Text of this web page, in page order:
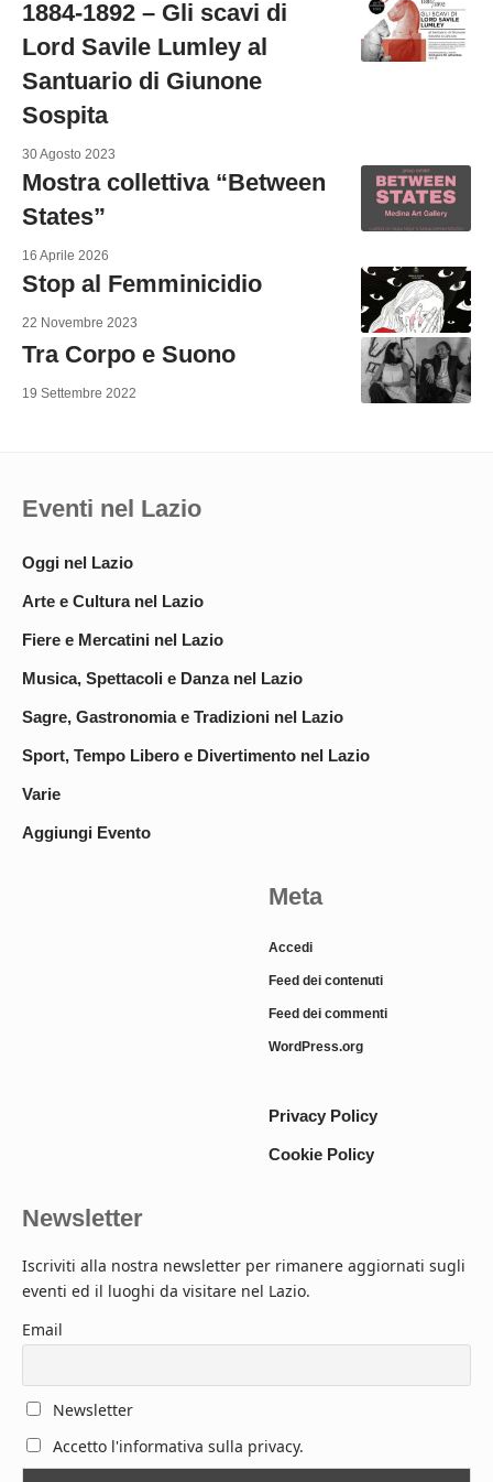
1884-1892 – Gli scavi di
Lord Savile Lumley al
Santuario di Giunone
Sospita
30 Agosto 2023
Mostra collettiva “Between
States”
16 Aprile 2026
Stop al Femminicidio
22 Novembre 2023
Tra Corpo e Suono
19 Settembre 2022
Eventi nel Lazio
Oggi nel Lazio
Arte e Cultura nel Lazio
Fiere e Mercatini nel Lazio
Musica, Spettacoli e Danza nel Lazio
Sagre, Gastronomia e Tradizioni nel Lazio
Sport, Tempo Libero e Divertimento nel Lazio
Varie
Aggiungi Evento
Meta
Accedi
Feed dei contenuti
Feed dei commenti
WordPress.org
Privacy Policy
Cookie Policy
Newsletter
Iscriviti alla nostra newsletter per rimanere aggiornati sugli
eventi ed il luoghi da visitare nel Lazio.
Email
Newsletter
Accetto l'informativa sulla privacy.